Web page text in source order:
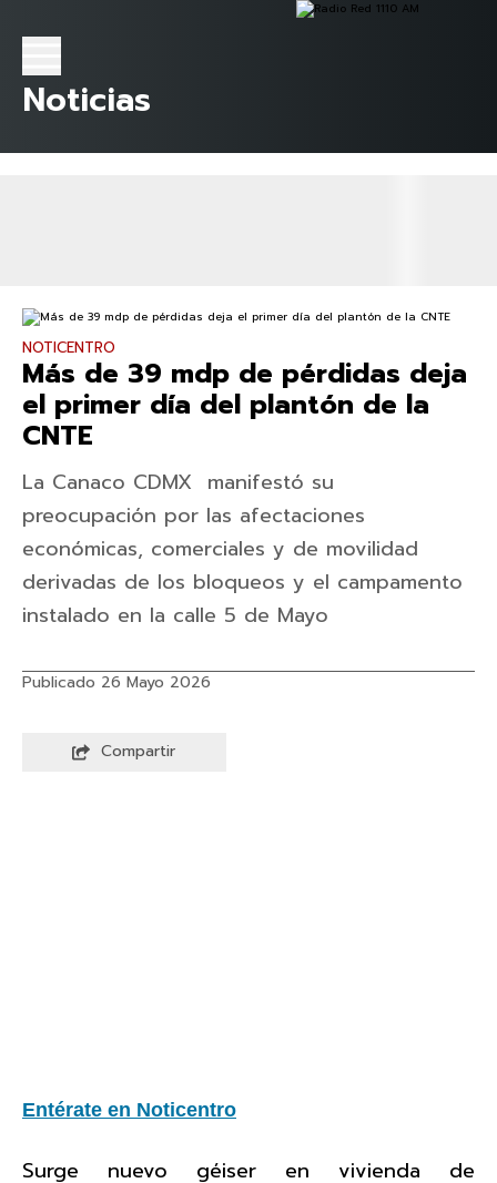
Noticias
NOTICENTRO
Más de 39 mdp de pérdidas deja
el primer día del plantón de la
CNTE
La Canaco CDMX manifestó su
preocupación por las afectaciones
económicas, comerciales y de movilidad
derivadas de los bloqueos y el campamento
instalado en la calle 5 de Mayo
Publicado 26 Mayo 2026
Compartir
Entérate en Noticentro
Surge nuevo géiser en vivienda de